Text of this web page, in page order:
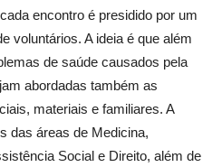
encontro é presidido por um
voluntários. A ideia é que além
de saúde causados pela
abordadas também as
materiais e familiares. A
das áreas de Medicina,
Social e Direito, além de